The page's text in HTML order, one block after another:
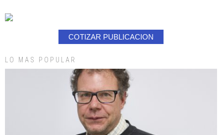
COTIZAR PUBLICACION
LO MAS POPULAR